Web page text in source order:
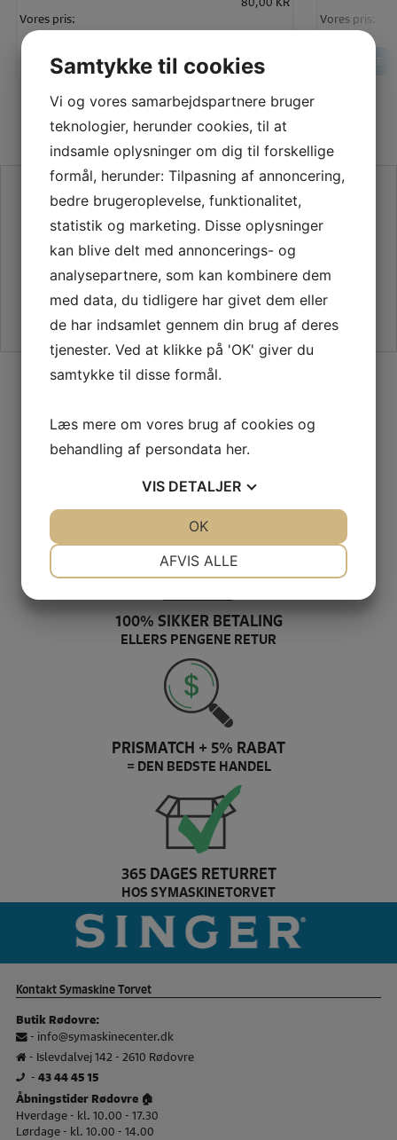
LÆS MERE
Vores pris:
LÆG I KURV
Vores pris:
SE VORES ANMELDELSER PÅ TRUSTPILOT
SIKKER HANDEL PÅ SYMASKINETORVET.DK
GRATIS LEVERING VED 399,-
PÅ KUN 1-2 HVERDAGE
100% SIKKER BETALING
ELLERS PENGENE RETUR
PRISMATCH + 5% RABAT
= DEN BEDSTE HANDEL
365 DAGES RETURRET
HOS SYMASKINETORVET
Pfaff Brand slider
Kontakt Symaskine Torvet
Butik Rødovre:
- info@symaskinecenter.dk
- Islevdalvej 142 - 2610 Rødovre
- 43 44 45 15
Åbningstider Rødovre 🏠
Hverdage - kl. 10.00 - 17.30
Lørdage - kl. 10.00 - 14.00
Samtykke til cookies
Vi og vores samarbejdspartnere bruger
teknologier, herunder cookies, til at
indsamle oplysninger om dig til forskellige
formål, herunder: Tilpasning af annoncering,
bedre brugeroplevelse, funktionalitet,
statistik og marketing. Disse oplysninger
kan blive delt med annoncerings- og
analysepartnere, som kan kombinere dem
med data, du tidligere har givet dem eller
de har indsamlet gennem din brug af deres
tjenester. Ved at klikke på 'OK' giver du
samtykke til disse formål.
Læs mere om vores brug af cookies og
behandling af persondata her.
VIS DETALJER
MARKETING STATISTIK
AFVIS ALLE
OK